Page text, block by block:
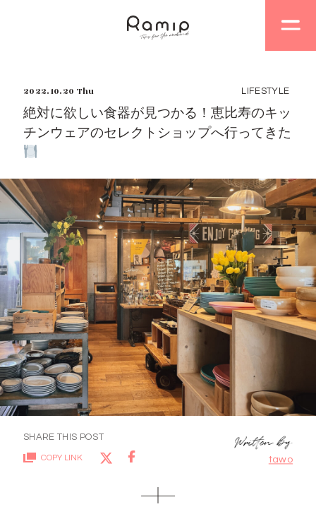
絶対に欲しい食器が見つかる！恵比寿のキッ
チンウェアのセレクトショップへ行ってきた
2022.10.20 Thu LIFESTYLE
SHARE THIS POST
COPY LINK tawo